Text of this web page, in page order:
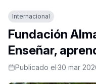
Internacional
Fundación
Enseñar,
Publicado el30 mar